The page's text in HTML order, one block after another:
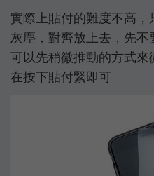
實際上貼付的難度不高
灰塵，對齊放上去，先
可以先稍微推動的方式
在按下貼付緊即可